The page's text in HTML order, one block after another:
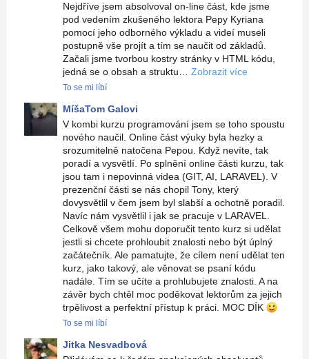
Nejdříve jsem absolvoval on-line část, kde jsme
pod vedením zkušeného lektora Pepy Kyriana
pomocí jeho odborného výkladu a videí museli
postupně vše projít a tím se naučit od základů.
Začali jsme tvorbou kostry stránky v HTML kódu,
jedná se o obsah a struktu… Zobrazit více
To se mi líbí
MíšaTom Galovi
V kombi kurzu programování jsem se toho spoustu
nového naučil. Online část výuky byla hezky a
srozumitelně natočena Pepou. Když nevíte, tak
poradí a vysvětlí. Po splnění online části kurzu, tak
jsou tam i nepovinná videa (GIT, AI, LARAVEL). V
prezenční části se nás chopil Tony, který
dovysvětlil v čem jsem byl slabší a ochotně poradil.
Navíc nám vysvětlil i jak se pracuje v LARAVEL.
Celkově všem mohu doporučit tento kurz si udělat
jestli si chcete prohloubit znalosti nebo být úplný
začátečník. Ale pamatujte, že cílem není udělat ten
kurz, jako takový, ale věnovat se psaní kódu
nadále. Tím se učíte a prohlubujete znalosti. A na
závěr bych chtěl moc poděkovat lektorům za jejich
trpělivost a perfektní přístup k práci. MOC DÍK :)
To se mi líbí
Jitka Nesvadbová